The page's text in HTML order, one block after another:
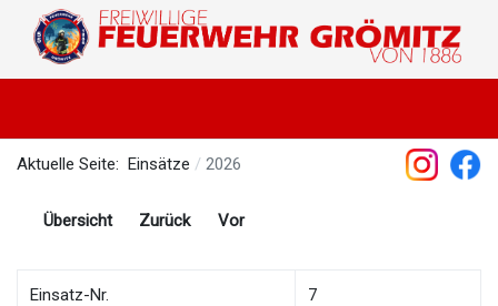
Aktuelle Seite: Einsätze 2026
Übersicht Zurück Vor
Einsatz-Nr. 7